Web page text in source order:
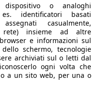
(286 PS)
o analoghi
identificatori basati
casualmente,
rete) insieme ad altre
e informazioni sul
schermo, tecnologie
archiviati sul o letti dal
ogni volta che
o a un sito web, per una o